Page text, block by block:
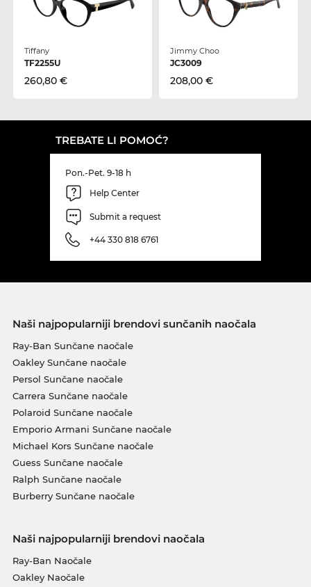
Tiffany
TF2255U
260,80 €
Jimmy Choo
JC3009
208,00 €
TREBATE LI POMOĆ?
Pon.-Pet. 9-18 h
Help Center
Submit a request
+44 330 818 6761
Naši najpopularniji brendovi sunčanih naočala
Ray-Ban Sunčane naočale
Oakley Sunčane naočale
Persol Sunčane naočale
Carrera Sunčane naočale
Polaroid Sunčane naočale
Emporio Armani Sunčane naočale
Michael Kors Sunčane naočale
Guess Sunčane naočale
Ralph Sunčane naočale
Burberry Sunčane naočale
Naši najpopularniji brendovi naočala
Ray-Ban Naočale
Oakley Naočale